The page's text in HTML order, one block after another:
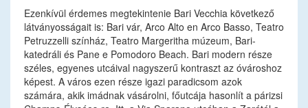
Ezenkívül érdemes megtekintenie Bari Vecchia következő
látványosságait is: Bari vár, Arco Alto en Arco Basso, Teatro
Petruzzelli színház, Teatro Margeritha múzeum, Bari-
katedráli és Pane e Pomodoro Beach. Bari modern része
széles, egyenes utcáival nagyszerű kontraszt az óvároshoz
képest. A város ezen része igazi paradicsom azok
számára, akik imádnak vásárolni, főutcája hasonlít a párizsi